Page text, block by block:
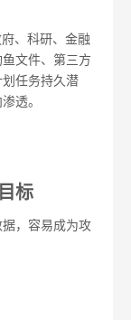
、科研、金融
文件、第三方
任务持久潜
透。
标
，容易成为攻